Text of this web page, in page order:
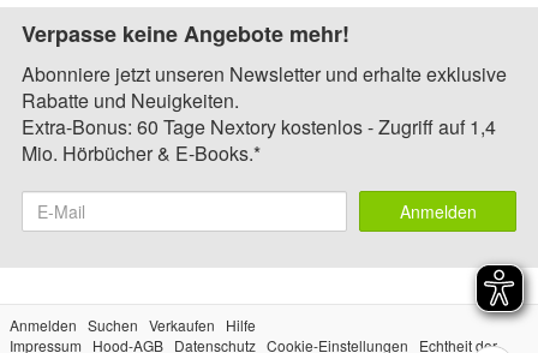
Verpasse keine Angebote mehr!
Abonniere jetzt unseren Newsletter und erhalte exklusive
Rabatte und Neuigkeiten.
Extra-Bonus: 60 Tage Nextory kostenlos - Zugriff auf 1,4
Mio. Hörbücher & E-Books.*
Anmelden
Anmelden Suchen Verkaufen
Hilfe
Impressum
Hood-AGB Datenschutz Cookie-Einstellungen Echtheit der